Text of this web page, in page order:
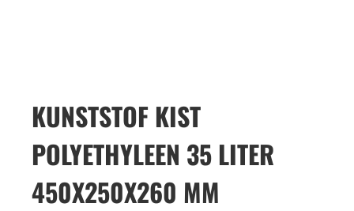
KUNSTSTOF KIST
POLYETHYLEEN 35 LITER
450X250X260 MM